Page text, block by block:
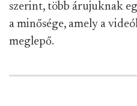
szerint, több árujuknak
a minősége, amely a
meglepő.